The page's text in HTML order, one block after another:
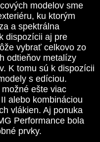
modelov sme
ku ktorým
a spektrálna
dispozícii aj pre
vybrať celkovo zo
odtieňov metalízy
K tomu sú k dispozícii
s edíciou.
ešte viac
alebo kombináciou
vlákien. Aj ponuka
Performance bola
prvky.